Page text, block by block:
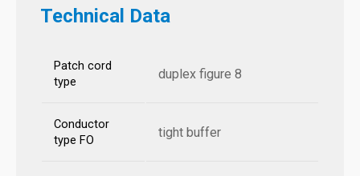
Technical Data
Patch cord
type
duplex figure 8
Conductor
type FO
tight buffer